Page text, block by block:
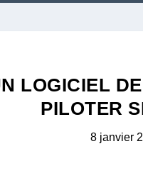
LOGICIEL
PILOTER
8 janvier